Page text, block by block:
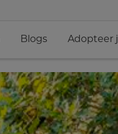
Blogs Adopteer